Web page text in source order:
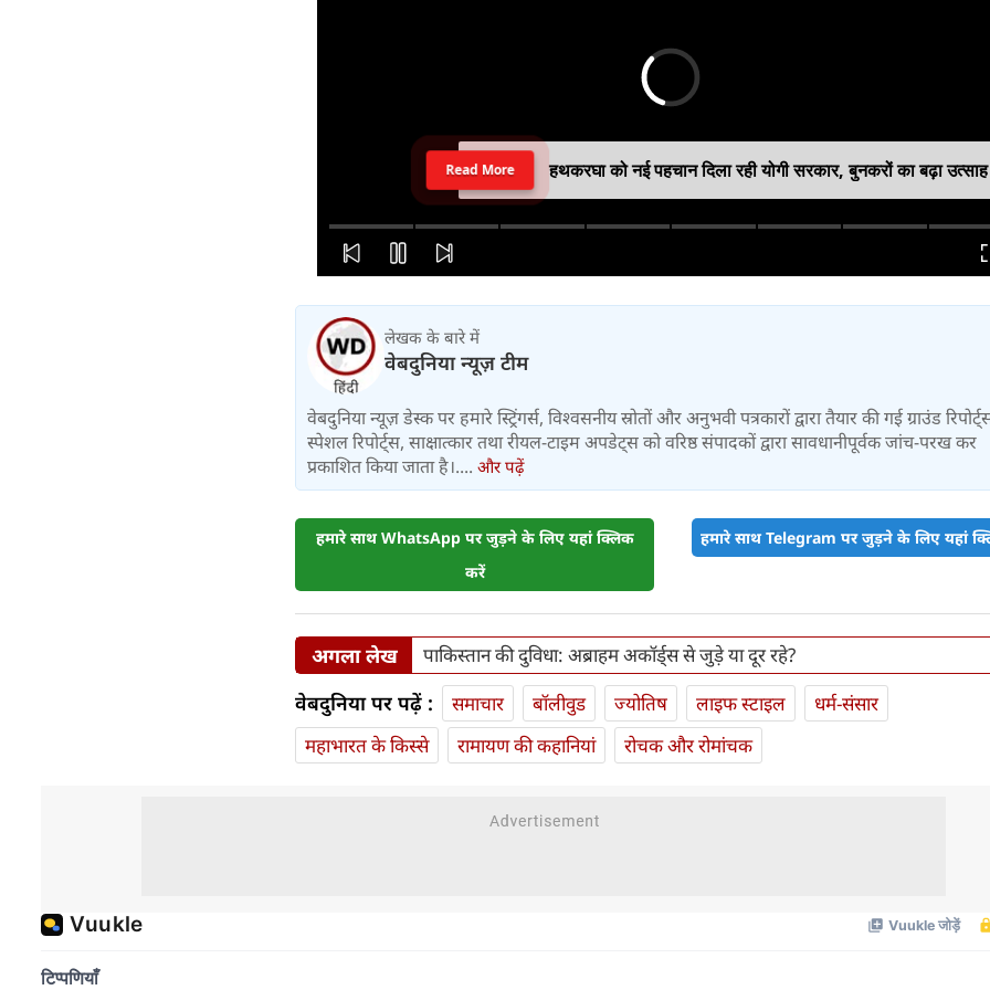
लेखक के बारे में
वेबदुनिया न्यूज़ टीम
वेबदुनिया न्यूज़ डेस्क पर हमारे स्ट्रिंगर्स, विश्वसनीय स्रोतों और अनुभवी पत्रकारों द्वारा तैयार की गई ग्राउंड
स्पेशल रिपोर्ट्स, साक्षात्कार तथा रीयल-टाइम अपडेट्स को वरिष्ठ संपादकों द्वारा सावधानीपूर्वक जांच-परख कर
प्रकाशित किया जाता है।.... और पढ़ें
हमारे साथ WhatsApp पर जुड़ने के लिए यहां क्लिक
करें
हमारे साथ Telegram पर जुड़ने के लिए यहां
अगला लेख पाकिस्तान की दुविधा: अब्राहम अकॉर्ड्स से जुड़े या दूर रहे?
वेबदुनिया पर पढ़ें : समाचार बॉलीवुड ज्योतिष लाइफ स्‍टाइल
धर्म-संसार
महाभारत के किस्से
रामायण की कहानियां रोचक और रोमांचक